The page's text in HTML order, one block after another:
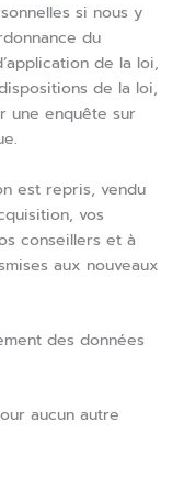
si nous y
du
de la loi,
de la loi,
une enquête sur
est repris, vendu
vos
conseillers et à
aux nouveaux
des données
aucun autre